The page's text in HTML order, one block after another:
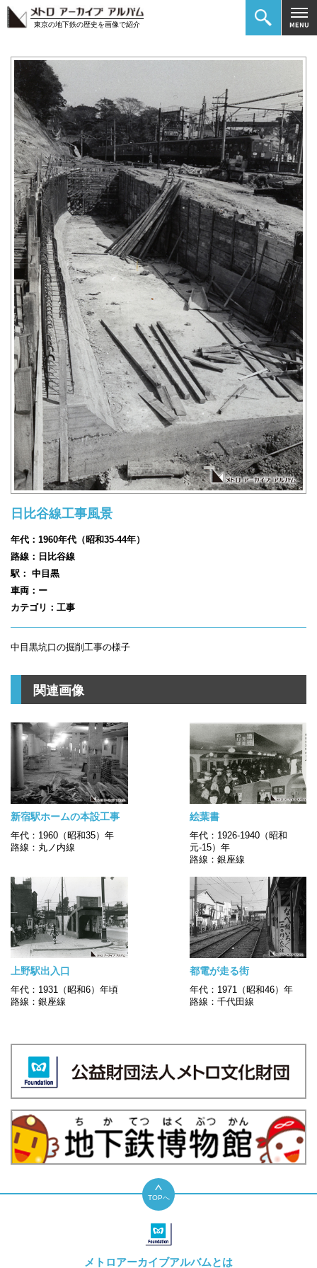
東京の地下鉄の歴史を画像で紹介
日比谷線工事風景
年代：1960年代（昭和35-44年）
路線：日比谷線
駅： 中目黒
車両：ー
カテゴリ：工事
中目黒坑口の掘削工事の様子
関連画像
新宿駅ホームの本設工事
年代：1960（昭和35）年
路線：丸ノ内線
絵葉書
年代：1926-1940（昭和
元-15）年
路線：銀座線
上野駅出入口
年代：1931（昭和6）年頃
路線：銀座線
都電が走る街
年代：1971（昭和46）年
路線：千代田線
TOPへ
メトロアーカイブアルバムとは